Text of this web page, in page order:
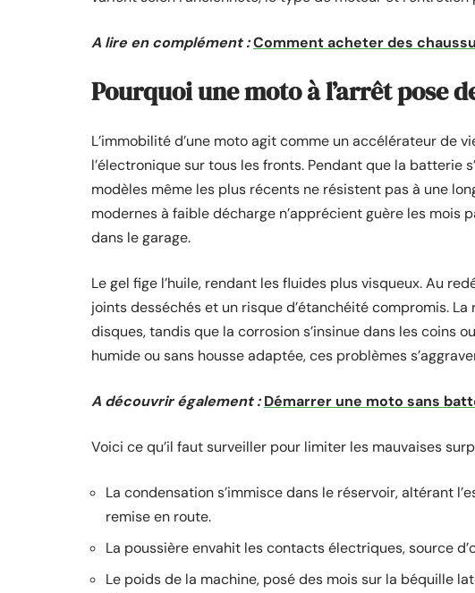
A lire en complément :Comment acheter des
Pourquoi une moto à l’arrêt pose
L’immobilité d’une moto agit comme un accélérateur de
l’électronique sur tous les fronts. Pendant que la batterie
modèles même les plus récents ne résistent pas à une
modernes à faible décharge n’apprécient guère les mois
dans le garage.
Le gel fige l’huile, rendant les fluides plus visqueux. Au
joints desséchés et un risque d’étanchéité compromis.
disques, tandis que la corrosion s’insinue dans les coins
humide ou sans housse adaptée, ces problèmes
A découvrir également : Démarrer une moto sans
Voici ce qu’il faut surveiller pour limiter les mauvaises
La condensation s’immisce dans le réservoir, altérant
remise en route.
La poussière envahit les contacts électriques, source
Le poids de la machine, posé des mois sur la béquille